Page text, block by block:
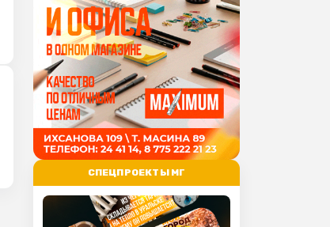
СПЕЦПРОЕКТЫ МГ